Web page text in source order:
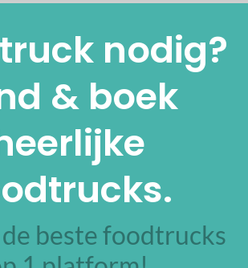
nodig?
& boek
beste foodtrucks